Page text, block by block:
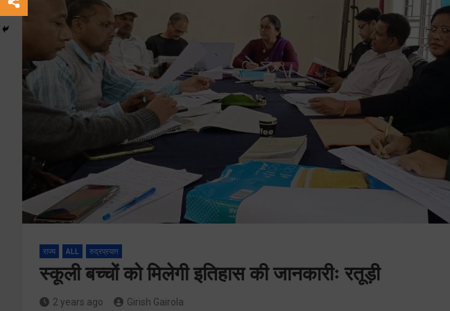
राज्य ALL रुद्रप्रयाग
स्कूली बच्चों को मिलेगी इतिहास की जानकारीः रतूड़ी
2 years ago Girish Gairola